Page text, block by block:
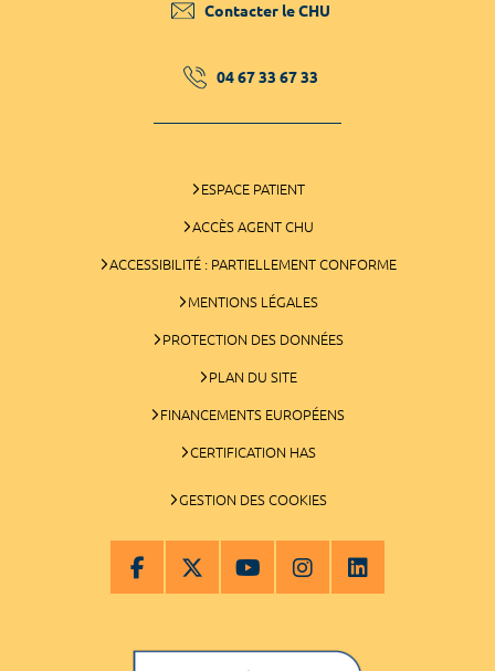
Contacter le CHU
04 67 33 67 33
ESPACE PATIENT
ACCÈS AGENT CHU
ACCESSIBILITÉ : PARTIELLEMENT CONFORME
MENTIONS LÉGALES
PROTECTION DES DONNÉES
PLAN DU SITE
FINANCEMENTS EUROPÉENS
CERTIFICATION HAS
GESTION DES COOKIES